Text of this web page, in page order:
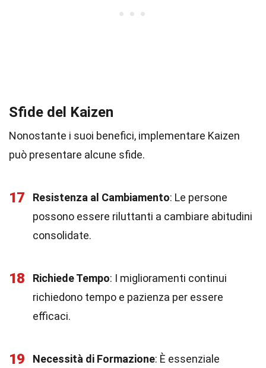
Sfide del Kaizen
Nonostante i suoi benefici, implementare Kaizen
può presentare alcune sfide.
17 Resistenza al Cambiamento: Le persone
possono essere riluttanti a cambiare abitudini
consolidate.
18 Richiede Tempo: I miglioramenti continui
richiedono tempo e pazienza per essere
efficaci.
19 Necessità di Formazione: È essenziale